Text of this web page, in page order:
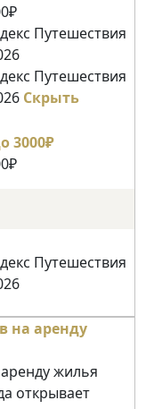
Путешествия
Путешествия
Скрыть
Путешествия
жилья
открывает